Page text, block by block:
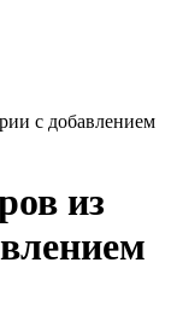
c добавлением
из